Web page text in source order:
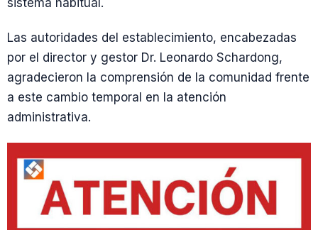
sistema habitual.
Las autoridades del establecimiento, encabezadas
por el director y gestor Dr. Leonardo Schardong,
agradecieron la comprensión de la comunidad frente
a este cambio temporal en la atención
administrativa.